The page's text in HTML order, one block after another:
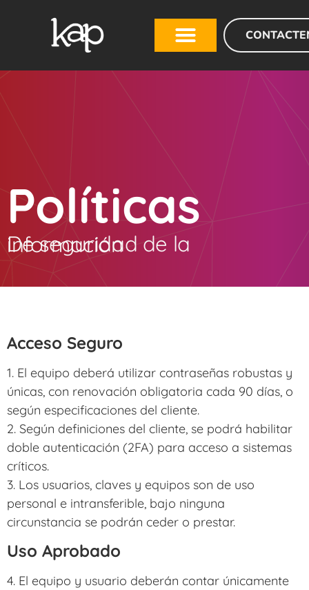
Políticas
De seguridad de la información
Acceso Seguro
1. El equipo deberá utilizar contraseñas robustas y
únicas, con renovación obligatoria cada 90 días, o
según especificaciones del cliente.
2. Según definiciones del cliente, se podrá habilitar
doble autenticación (2FA) para acceso a sistemas
críticos.
3. Los usuarios, claves y equipos son de uso
personal e intransferible, bajo ninguna
circunstancia se podrán ceder o prestar.
Uso Aprobado
4. El equipo y usuario deberán contar únicamente